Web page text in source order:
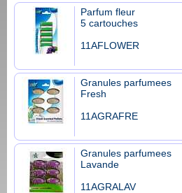
Parfum fleur
5 cartouches
11AFLOWER
Granules parfumees
Fresh
11AGRAFRE
Granules parfumees
Lavande
11AGRALAV